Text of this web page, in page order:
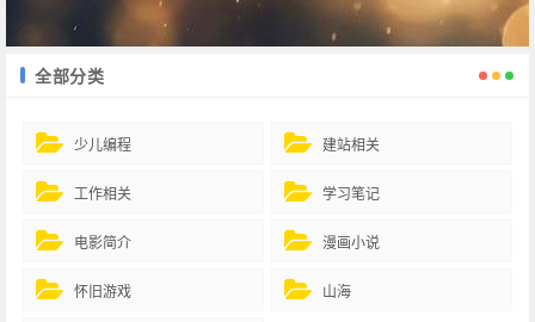
全部分类
少儿编程 建站相关
工作相关 学习笔记
电影简介 漫画小说
怀旧游戏 山海